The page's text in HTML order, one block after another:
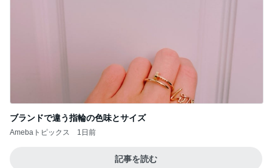
ブランドで違う指輪の色味とサイズ
Amebaトピックス 1日前
記事を読む